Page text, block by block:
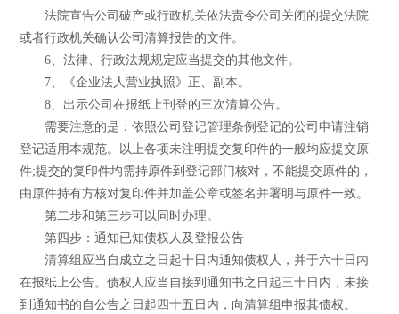
法院宣告公司破产或行政机关依法责令公司关闭的提交法院
或者行政机关确认公司清算报告的文件。
6、法律、行政法规规定应当提交的其他文件。
7、《企业法人营业执照》正、副本。
8、出示公司在报纸上刊登的三次清算公告。
需要注意的是：依照公司登记管理条例登记的公司申请注销
登记适用本规范。以上各项未注明提交复印件的一般均应提交原
件;提交的复印件均需持原件到登记部门核对，不能提交原件的，
由原件持有方核对复印件并加盖公章或签名并署明与原件一致。
第二步和第三步可以同时办理。
第四步：通知已知债权人及登报公告
清算组应当自成立之日起十日内通知债权人，并于六十日内
在报纸上公告。债权人应当自接到通知书之日起三十日内，未接
到通知书的自公告之日起四十五日内，向清算组申报其债权。